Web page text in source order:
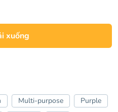
xuống
Multi-purpose
Purple